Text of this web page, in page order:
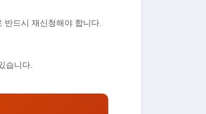
반드시 재신청해야 합니다.
습니다.